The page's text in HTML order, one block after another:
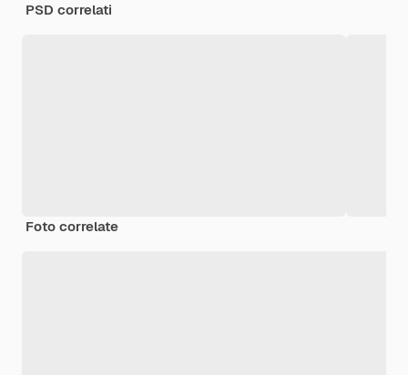
PSD correlati
Foto correlate